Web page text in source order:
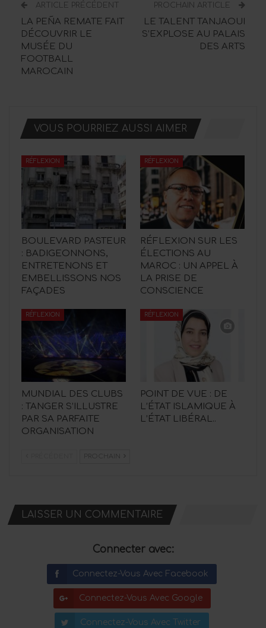
ARTICLE PRÉCÉDENT
LA PEÑA REMATE FAIT
DÉCOUVRIR LE
MUSÉE DU
FOOTBALL
MAROCAIN
PROCHAIN ARTICLE
LE TALENT TANJAOUI
S’EXPLOSE AU PALAIS
DES ARTS
VOUS POURRIEZ AUSSI AIMER
RÉFLEXION
BOULEVARD PASTEUR
: BADIGEONNONS,
ENTRETENONS ET
EMBELLISSONS NOS
FAÇADES
RÉFLEXION
RÉFLEXION SUR LES
ÉLECTIONS AU
MAROC : UN APPEL À
LA PRISE DE
CONSCIENCE
RÉFLEXION
MUNDIAL DES CLUBS
: TANGER S’ILLUSTRE
PAR SA PARFAITE
ORGANISATION
RÉFLEXION
POINT DE VUE : DE
L’ÉTAT ISLAMIQUE À
L’ÉTAT LIBÉRAL..
PROCHAIN
LAISSER UN COMMENTAIRE
Connecter avec:
Connectez-Vous Avec Facebook
Connectez-Vous Avec Google
Connectez-Vous Avec Twitter